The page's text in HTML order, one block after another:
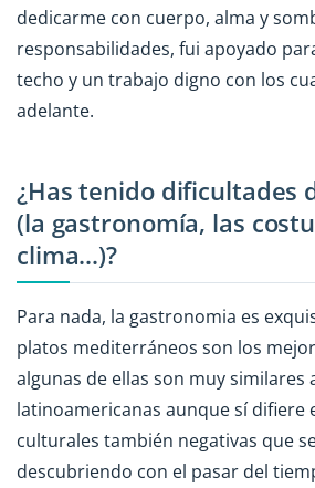
dedicarme con cuerpo, alma y
responsabilidades, fui apoyado
techo y un trabajo digno con los
adelante.
¿Has tenido dificultades
(la gastronomía, las
clima...)?
Para nada, la gastronomia es
platos mediterráneos son los
algunas de ellas son muy similares
latinoamericanas aunque sí difiere
culturales también negativas que
descubriendo con el pasar del